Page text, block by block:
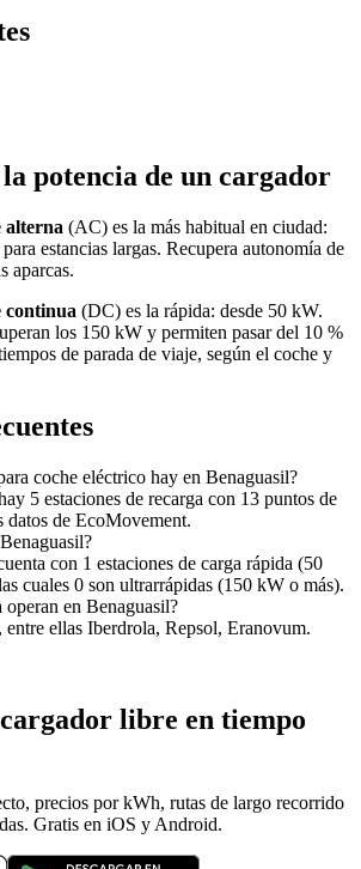
potencia de un cargador
alterna (AC) es la más habitual en ciudad:
estancias largas. Recupera autonomía de
aparcas.
continua (DC) es la rápida: desde 50 kW.
los 150 kW y permiten pasar del 10 %
de parada de viaje, según el coche y
coche eléctrico hay en Benaguasil?
5 estaciones de recarga con 13 puntos de
datos de EcoMovement.
con 1 estaciones de carga rápida (50
cuales 0 son ultrarrápidas (150 kW o más).
operan en Benaguasil?
entre ellas Iberdrola, Repsol, Eranovum.
libre en tiempo
precios por kWh, rutas de largo recorrido
Gratis en iOS y Android.